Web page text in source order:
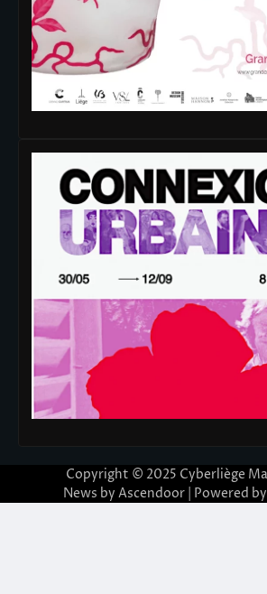
Copyright © 2025 Cyberliège
News by Ascendoor| Powered by